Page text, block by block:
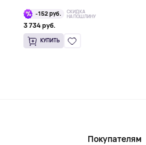
-152 руб.
СКИДКА
НА ПОШЛИНУ
3 734 руб.
КУПИТЬ
Покупателям